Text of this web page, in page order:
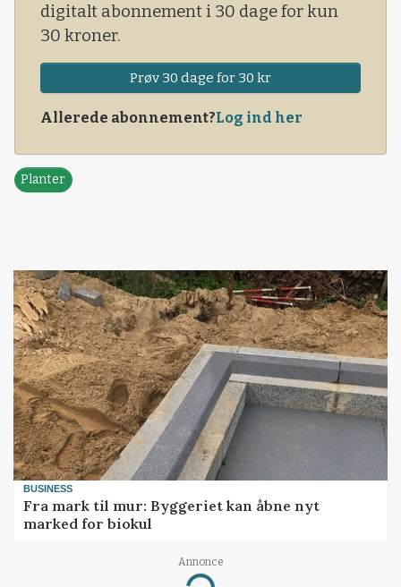
digitalt abonnement i 30 dage for kun
30 kroner.
Prøv 30 dage for 30 kr
Allerede abonnement?Log ind her
Planter
BUSINESS
Fra mark til mur: Byggeriet kan åbne nyt
marked for biokul
Annonce